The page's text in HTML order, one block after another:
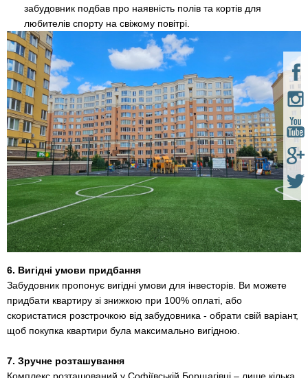
забудовник подбав про наявність полів та кортів для
любителів спорту на свіжому повітрі.
6. Вигідні умови придбання
Забудовник пропонує вигідні умови для інвесторів. Ви можете
придбати квартиру зі знижкою при 100% оплаті, або
скористатися розстрочкою від забудовника - обрати свій варіант,
щоб покупка квартири була максимально вигідною.
7. Зручне розташування
Комплекс розташований у Софіївській Борщагівці – лише кілька